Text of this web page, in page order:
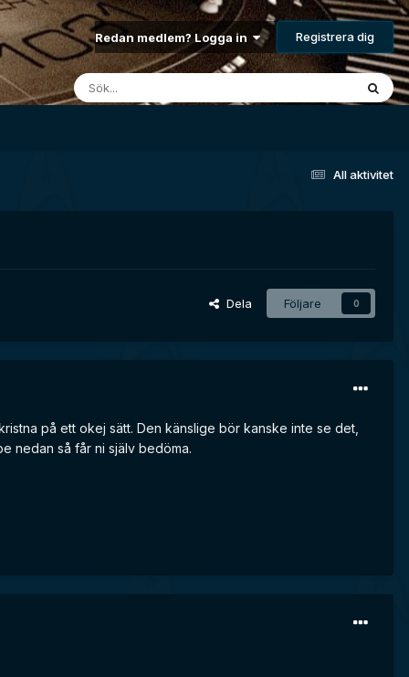
Redan medlem? Logga in Registrera dig
All aktivitet
Dela Följare 0
på ett okej sätt. Den känslige bör kanske inte se det,
nedan så får ni själv bedöma.